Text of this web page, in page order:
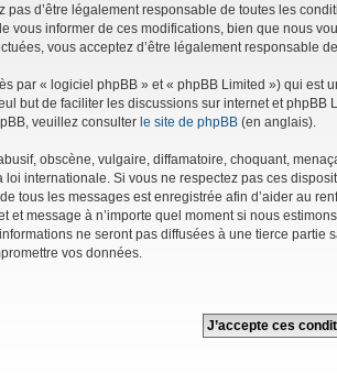
pas d’être légalement responsable de toutes les
vous informer de ces modifications, bien que nous
vous acceptez d’être légalement responsable
par « logiciel phpBB » et « phpBB Limited ») qui est
but de faciliter les discussions sur internet et
veuillez consulter le site de phpBB (en anglais).
obscène, vulgaire, diffamatoire, choquant,
internationale. Si vous ne respectez pas ces
tous les messages est enregistrée afin d’aider au
et message à n’importe quel moment si nous
ne seront pas diffusées à une tierce
vos données.